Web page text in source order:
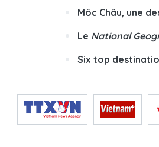
Môc Châu, une
Le National
Six top